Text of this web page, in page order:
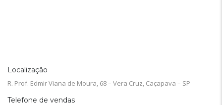
Localização
R. Prof. Edmir Viana de Moura, 68 – Vera Cruz, Caçapava – SP
Telefone de vendas